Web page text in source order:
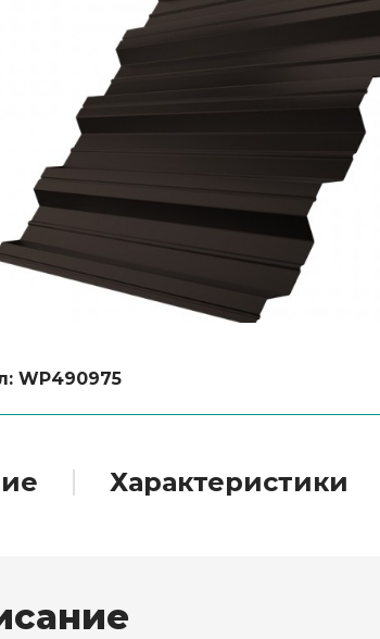
WP490975
Характеристики